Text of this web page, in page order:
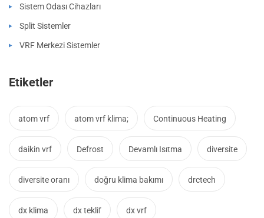
Sistem Odası Cihazları
Split Sistemler
VRF Merkezi Sistemler
Etiketler
atom vrf atom vrf klima; Continuous Heating
daikin vrf Defrost Devamlı Isıtma diversite
diversite oranı doğru klima bakımı drctech
dx klima dx teklif dx vrf